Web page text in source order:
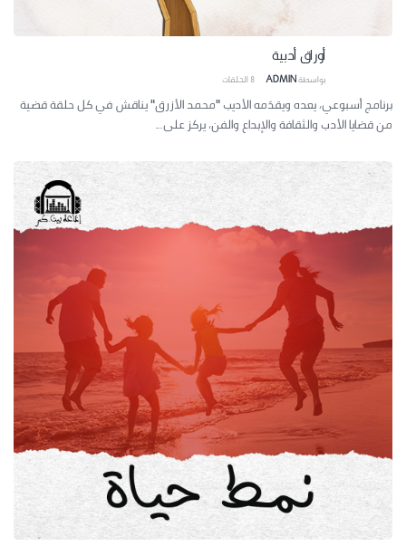
أوراق أدبية
بواسطةADMIN
8الحلقات
برنامج أسبوعي، يعده ويقدَمه الأديب "محمد الأزرق" يناقش في كل حلقة قضية
من قضايا الأدب والثقافة والإبداع والفن، يركز على...